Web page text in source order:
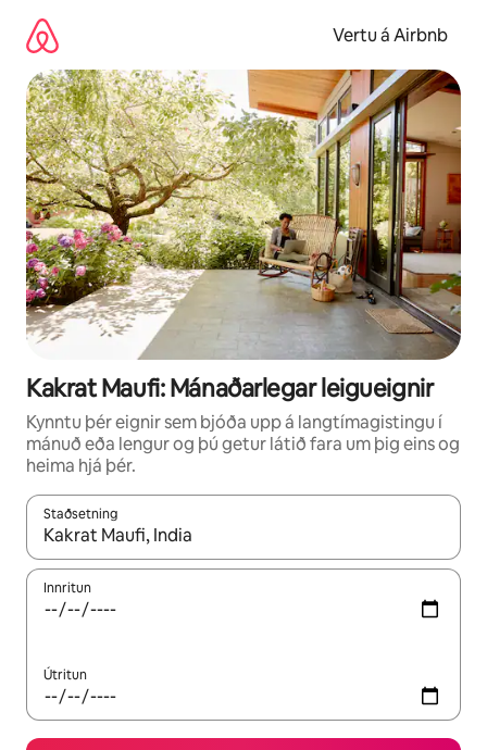
beint
Vertu á Airbnb
Kakrat Maufi: Mánaðarlegar leigueignir
Kynntu þér eignir sem bjóða upp á langtímagistingu í
mánuð eða lengur og þú getur látið fara um þig eins og
heima hjá þér.
Staðsetning
Þegar niðurstöður liggja fyrir skaltu nota upp og niður
Innritun
Útritun